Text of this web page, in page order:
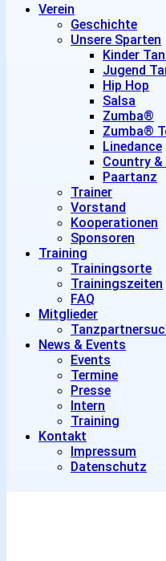
Verein
Geschichte
Unsere Sparten
Kinder
Jugend
Hip Hop
Salsa
Zumba®
Zumba®
Linedance
Country &
Paartanz
Trainer
Vorstand
Kooperationen
Sponsoren
Training
Trainingsorte
Trainingszeiten
FAQ
Mitglieder
News & Events
Events
Termine
Presse
Intern
Training
Kontakt
Impressum
Datenschutz